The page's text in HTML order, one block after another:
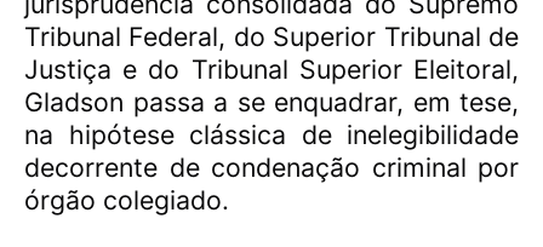
Tribunal Federal, do Superior Tribunal de
Justiça e do Tribunal Superior Eleitoral,
Gladson passa a se enquadrar, em tese,
na hipótese clássica de inelegibilidade
decorrente de condenação criminal por
órgão colegiado.